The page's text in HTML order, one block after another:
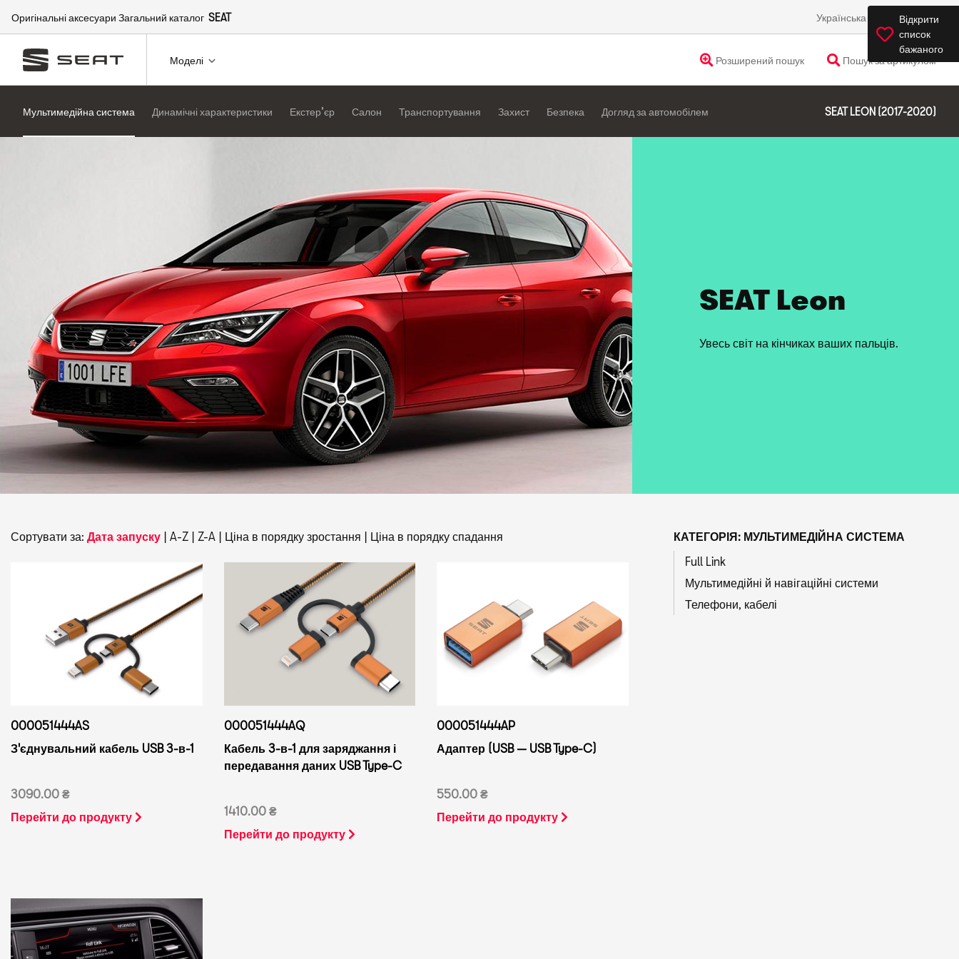
Оригінальні аксесуари Загальний каталог SEAT Українська Україна
Моделі Розширений пошук Пошук за артикулом
Відкрити
список
бажаного
Мультимедійна система Динамічні характеристики Екстер’єр Салон Транспортування Захист Безпека Догляд за автомобілем SEAT LEON (2017-2020)
SEAT Leon
Увесь світ на кінчиках ваших пальців.
Сортувати за: Дата запуску | A-Z | Z-A | Ціна в порядку зростання | Ціна в порядку спадання
000051444AS
З'єднувальний кабель USB 3-в-1
3090.00 ₴
Перейти до продукту
000051444AQ
Кабель 3-в-1 для заряджання і
передавання даних USB Type-C
1410.00 ₴
Перейти до продукту
000051444AP
Адаптер (USB — USB Type-C)
550.00 ₴
Перейти до продукту
КАТЕГОРІЯ: МУЛЬТИМЕДІЙНА СИСТЕМА
Full Link
Мультимедійні й навігаційні системи
Телефони, кабелі